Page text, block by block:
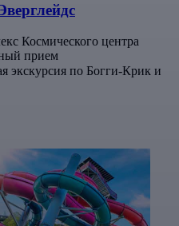
Космического центра
прием
экскурсия по Богги-Крик и